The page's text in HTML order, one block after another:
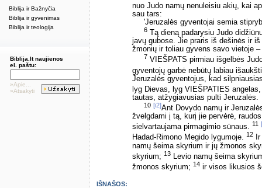
Biblija ir Bažnyčia
Biblija ir gyvenimas
Biblija ir teologija
Biblija.lt naujienos
el. paštu:
»Apie...
»Atsakyti
nuo Judo namų nenuleisiu akių, kai
sau tars:
'Jeruzalės gyventojai semia
6 Tą dieną padarysiu Judo
javų gubose. Jie praris iš dešinės ir
žmonių ir toliau gyvens savo vietoje
7 VIEŠPATS pirmiau išgelbės
gyventojų garbė nebūtų labiau
Jeruzalės gyventojus, kad
lyg Dievas, lyg VIEŠPATIES
tautas, atžygiavusias pulti Jeruzalės.
10 [i2]Ant Dovydo namų ir
žvelgdami į tą, kurį jie pervėrė,
sielvartaujama pirmagimio sūnaus. 11
Hadad-Rimono Megido lygumoje. 12
namų šeima skyrium ir jų žmonos
skyrium; 13 Levio namų šeima
žmonos skyrium; 14 ir visos likusios
IŠNAŠOS: